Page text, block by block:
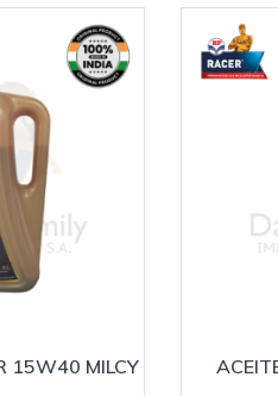
15W40 MILCY